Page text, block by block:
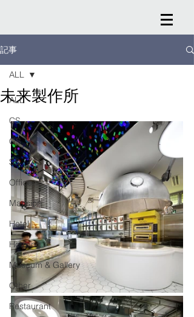
記事
ALL
CS
GS
SS
Office
Mansion
Hotel
Housing
Museum & Gallery
Other
Restaurant
ALL
未来製作所